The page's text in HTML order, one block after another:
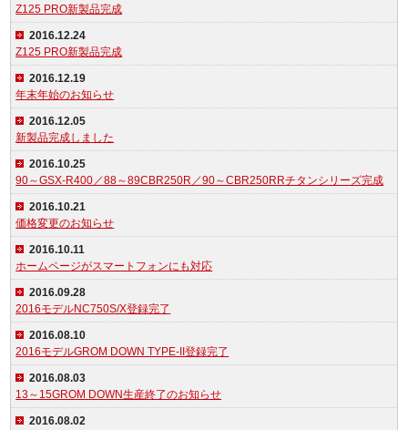
Z125 PRO新製品完成
2016.12.24
Z125 PRO新製品完成
2016.12.19
年末年始のお知らせ
2016.12.05
新製品完成しました
2016.10.25
90～GSX-R400／88～89CBR250R／90～CBR250RRチタンシリーズ完成
2016.10.21
価格変更のお知らせ
2016.10.11
ホームページがスマートフォンにも対応
2016.09.28
2016モデルNC750S/X登録完了
2016.08.10
2016モデルGROM DOWN TYPE-II登録完了
2016.08.03
13～15GROM DOWN生産終了のお知らせ
2016.08.02